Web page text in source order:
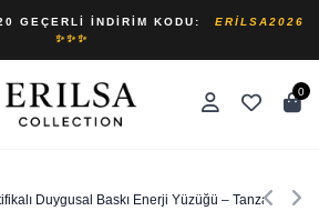
GEÇERLI İNDIRIM KODU:
ERILSA2026
✨✨✨
0
Duygusal Baskı Enerji Yüzüğü – Tanzanit